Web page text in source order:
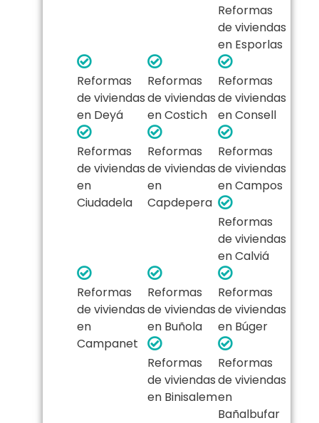
Reformas
de viviendas
en Esporlas
Reformas
de viviendas
en Deyá
Reformas
de viviendas
en Costich
Reformas
de viviendas
en Consell
Reformas
de viviendas
en
Ciudadela
Reformas
de viviendas
en
Capdepera
Reformas
de viviendas
en Campos
Reformas
de viviendas
en Calviá
Reformas
de viviendas
en
Campanet
Reformas
de viviendas
en Buñola
Reformas
de viviendas
en Búger
Reformas
de viviendas
en Binisalem
Reformas
de viviendas
en
Bañalbufar